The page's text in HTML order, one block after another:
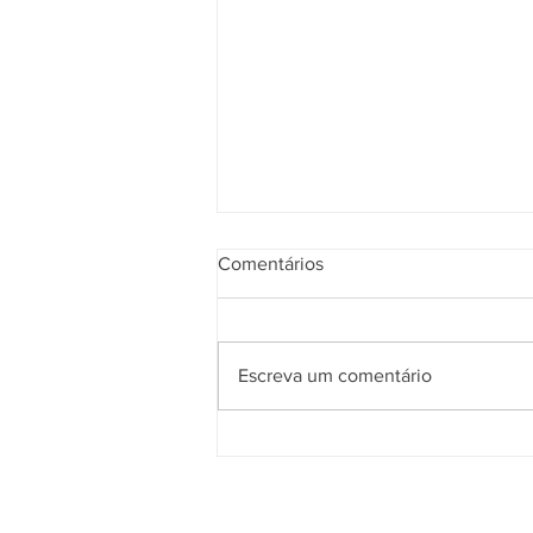
Comentários
Escreva um comentário